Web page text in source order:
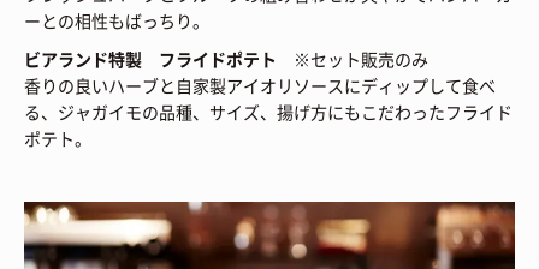
ーとの相性もばっちり。
ビアランド特製 フライドポテト ※セット販売のみ
香りの良いハーブと自家製アイオリソースにディップして食べ
る、ジャガイモの品種、サイズ、揚げ方にもこだわったフライド
ポテト。